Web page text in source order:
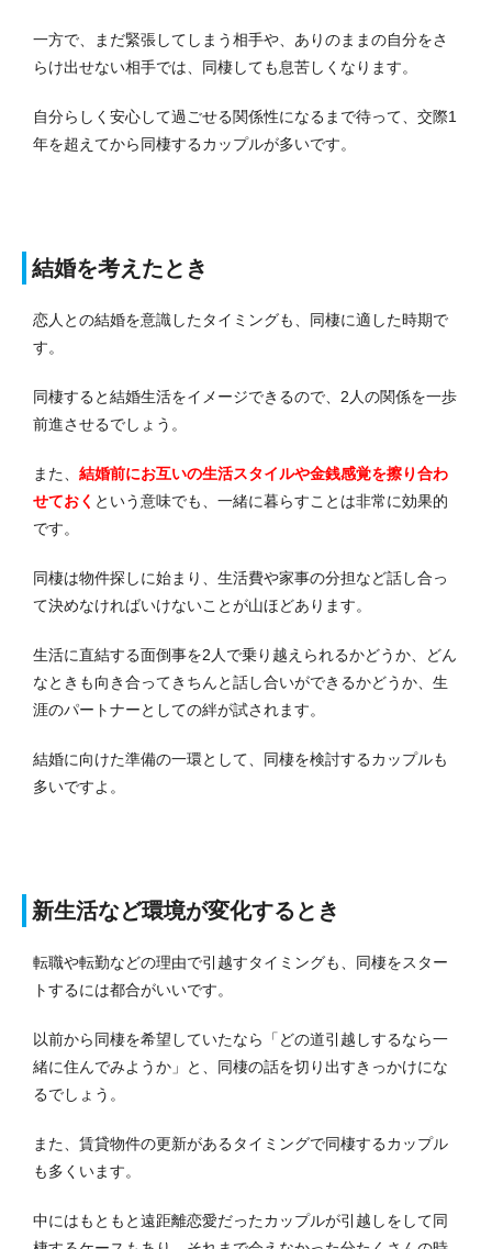
一方で、まだ緊張してしまう相手や、ありのままの自分をさ
らけ出せない相手では、同棲しても息苦しくなります。
自分らしく安心して過ごせる関係性になるまで待って、交際1
年を超えてから同棲するカップルが多いです。
結婚を考えたとき
恋人との結婚を意識したタイミングも、同棲に適した時期で
す。
同棲すると結婚生活をイメージできるので、2人の関係を一歩
前進させるでしょう。
また、 結婚前にお互いの生活スタイルや金銭感覚を擦り合わ
せておく という意味でも、一緒に暮らすことは非常に効果的
です。
同棲は物件探しに始まり、生活費や家事の分担など話し合っ
て決めなければいけないことが山ほどあります。
生活に直結する面倒事を2人で乗り越えられるかどうか、どん
なときも向き合ってきちんと話し合いができるかどうか、生
涯のパートナーとしての絆が試されます。
結婚に向けた準備の一環として、同棲を検討するカップルも
多いですよ。
新生活など環境が変化するとき
転職や転勤などの理由で引越すタイミングも、同棲をスター
トするには都合がいいです。
以前から同棲を希望していたなら「どの道引越しするなら一
緒に住んでみようか」と、同棲の話を切り出すきっかけにな
るでしょう。
また、賃貸物件の更新があるタイミングで同棲するカップル
も多くいます。
中にはもともと遠距離恋愛だったカップルが引越しをして同